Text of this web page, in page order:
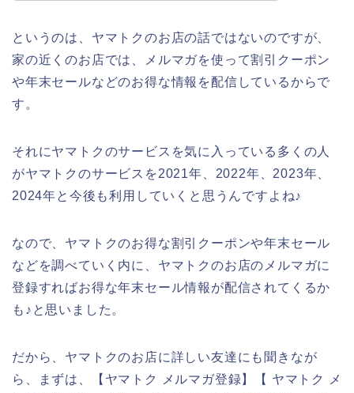
というのは、ヤマトクのお店の話ではないのですが、
家の近くのお店では、メルマガを使って割引クーポン
や年末セールなどのお得な情報を配信しているからで
す。
それにヤマトクのサービスを気に入っている多くの人
がヤマトクのサービスを2021年、2022年、2023年、
2024年と今後も利用していくと思うんですよね♪
なので、ヤマトクのお得な割引クーポンや年末セール
などを調べていく内に、ヤマトクのお店のメルマガに
登録すればお得な年末セール情報が配信されてくるか
も♪と思いました。
だから、ヤマトクのお店に詳しい友達にも聞きなが
ら、まずは、【ヤマトク メルマガ登録】【 ヤマトク メ